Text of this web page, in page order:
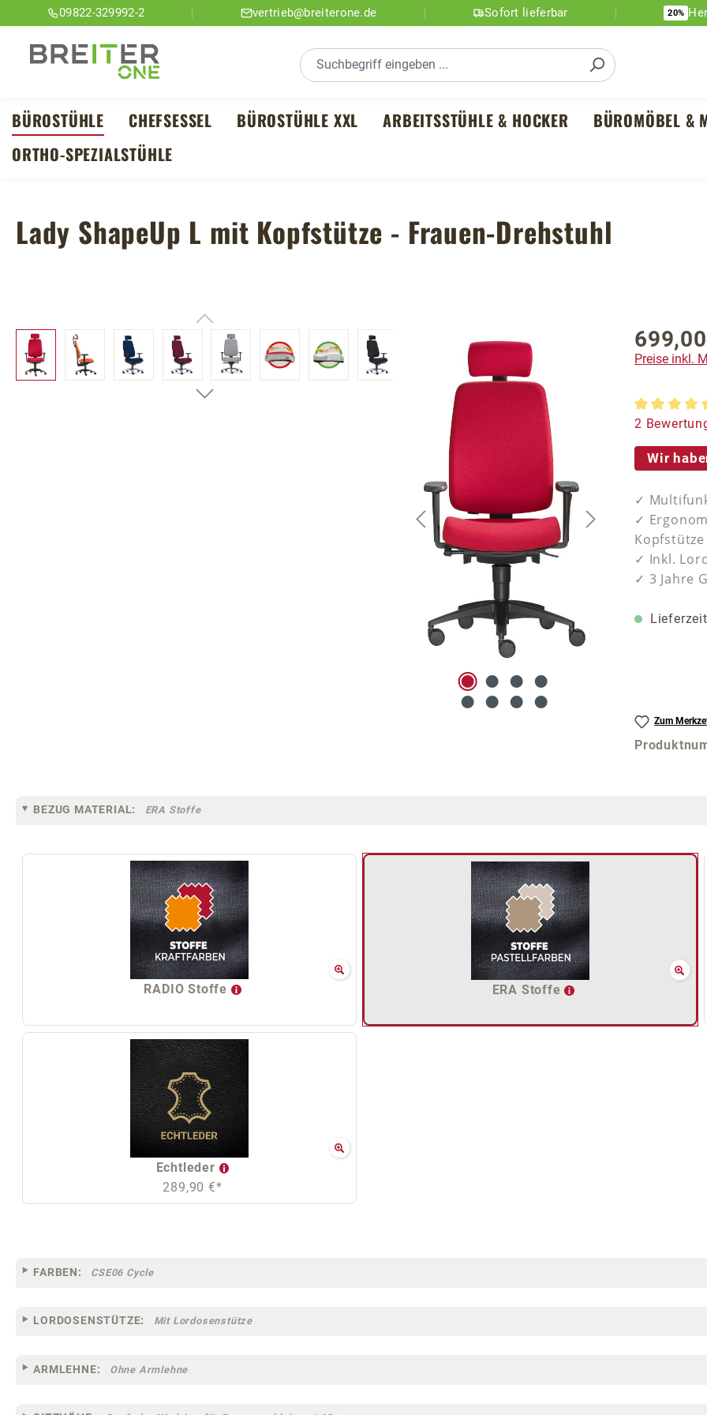
Hauptinhalt springen
Zur Suche springen
Zur Hauptnavigation springen
09822-329992-2 vertrieb@breiterone.de Sofort lieferbar 20%
BÜROSTÜHLE CHEFSESSEL BÜROSTÜHLE XXL ARBEITSSTÜHLE & HOCKER BÜROMÖBEL &
ORTHO-SPEZIALSTÜHLE
Lady ShapeUp L mit Kopfstütze - Frauen-Drehstuhl
Bildergalerie überspringen Regulärer
Preise inkl.
2
Wir
✓
✓
Kopfstütze
✓ Inkl.
✓ 3 Jahre
Zum
BEZUG MATERIAL: ERA Stoffe
RADIO Stoffe ERA Stoffe
Echtleder
289,90 €*
FARBEN: CSE06 Cycle
LORDOSENSTÜTZE: Mit Lordosenstütze
ARMLEHNE: Ohne Armlehne